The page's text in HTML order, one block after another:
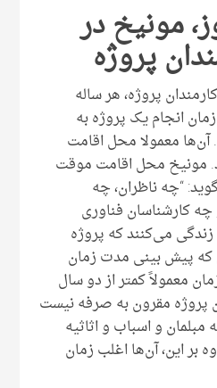
مونیخ در
پروژه
پروژه، هر ساله
انجام یک پروژه به
معمولا محل اقامت
مونیخ محل اقامت موقت
“چه ناظران، چه
کارشناسان فناوری
می‌کنند که پروژه
که پیش بینی مدت زمان
معمولاً کمتر از دو سال
پروژه مقرون به صرفه نیست
مبلمان و اسباب و اثاثیه
این، آن‌ها اغلب زمان